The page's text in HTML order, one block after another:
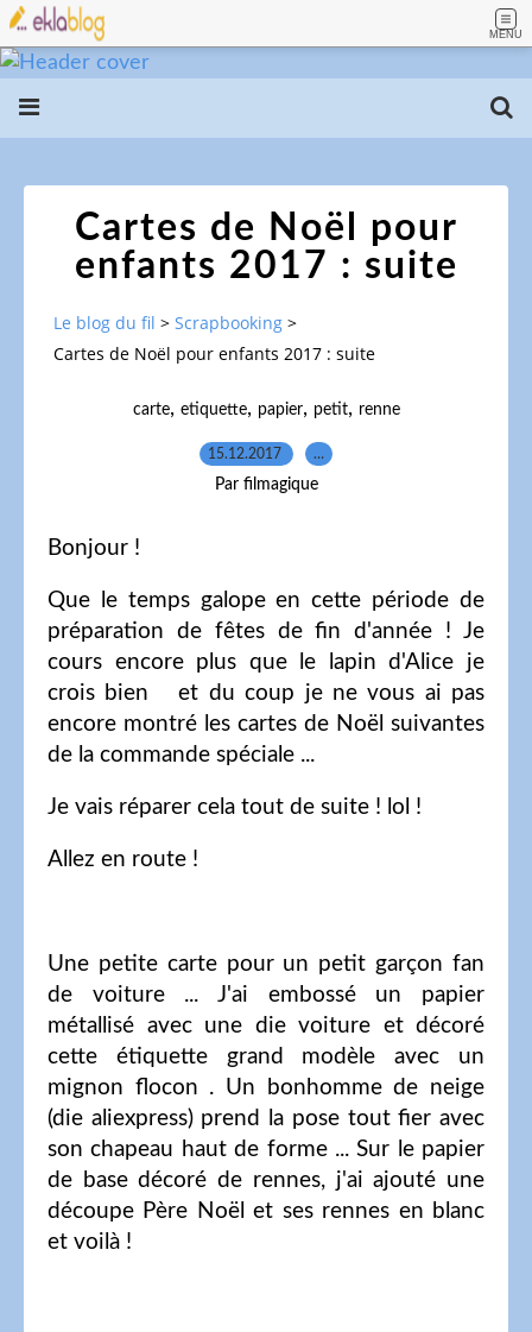
MENU
Cartes de Noël pour
enfants 2017 : suite
Le blog du fil > Scrapbooking >
Cartes de Noël pour enfants 2017 : suite
carte, etiquette, papier, petit, renne
15.12.2017 …
Par filmagique
Bonjour !
Que le temps galope en cette période de
préparation de fêtes de fin d'année ! Je
cours encore plus que le lapin d'Alice je
crois bien et du coup je ne vous ai pas
encore montré les cartes de Noël suivantes
de la commande spéciale ...
Je vais réparer cela tout de suite ! lol !
Allez en route !
Une petite carte pour un petit garçon fan
de voiture ... J'ai embossé un papier
métallisé avec une die voiture et décoré
cette étiquette grand modèle avec un
mignon flocon . Un bonhomme de neige
(die aliexpress) prend la pose tout fier avec
son chapeau haut de forme ... Sur le papier
de base décoré de rennes, j'ai ajouté une
découpe Père Noël et ses rennes en blanc
et voilà !